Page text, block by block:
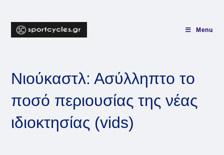
content
Menu
Νιούκαστλ: Ασύλληπτο το
ποσό περιουσίας της νέας
ιδιοκτησίας (vids)